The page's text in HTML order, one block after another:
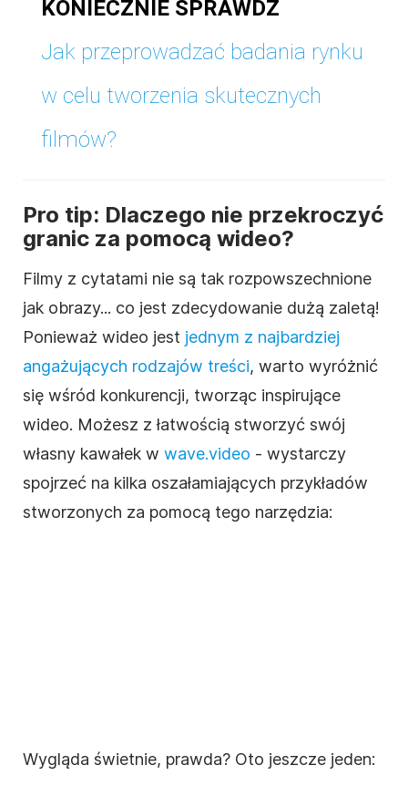
KONIECZNIE SPRAWDŹ
Jak przeprowadzać badania rynku
w celu tworzenia skutecznych
filmów?
Pro tip: Dlaczego nie przekroczyć
granic za pomocą wideo?
Filmy z cytatami nie są tak rozpowszechnione
jak obrazy... co jest zdecydowanie dużą zaletą!
Ponieważ wideo jest jednym z najbardziej
angażujących rodzajów treści, warto wyróżnić
się wśród konkurencji, tworząc inspirujące
wideo. Możesz z łatwością stworzyć swój
własny kawałek w wave.video - wystarczy
spojrzeć na kilka oszałamiających przykładów
stworzonych za pomocą tego narzędzia:
Wygląda świetnie, prawda? Oto jeszcze jeden: